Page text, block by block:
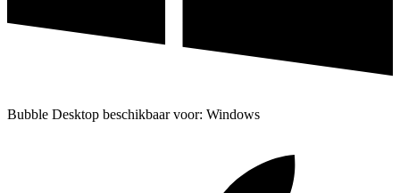
Bubble Desktop beschikbaar voor: Windows